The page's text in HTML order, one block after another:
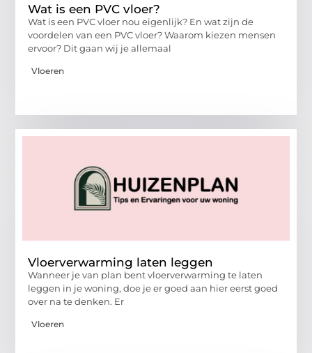
Wat is een PVC vloer?
Wat is een PVC vloer nou eigenlijk? En wat zijn de
voordelen van een PVC vloer? Waarom kiezen mensen
ervoor? Dit gaan wij je allemaal
Vloeren
Vloerverwarming laten leggen
Wanneer je van plan bent vloerverwarming te laten
leggen in je woning, doe je er goed aan hier eerst goed
over na te denken. Er
Vloeren